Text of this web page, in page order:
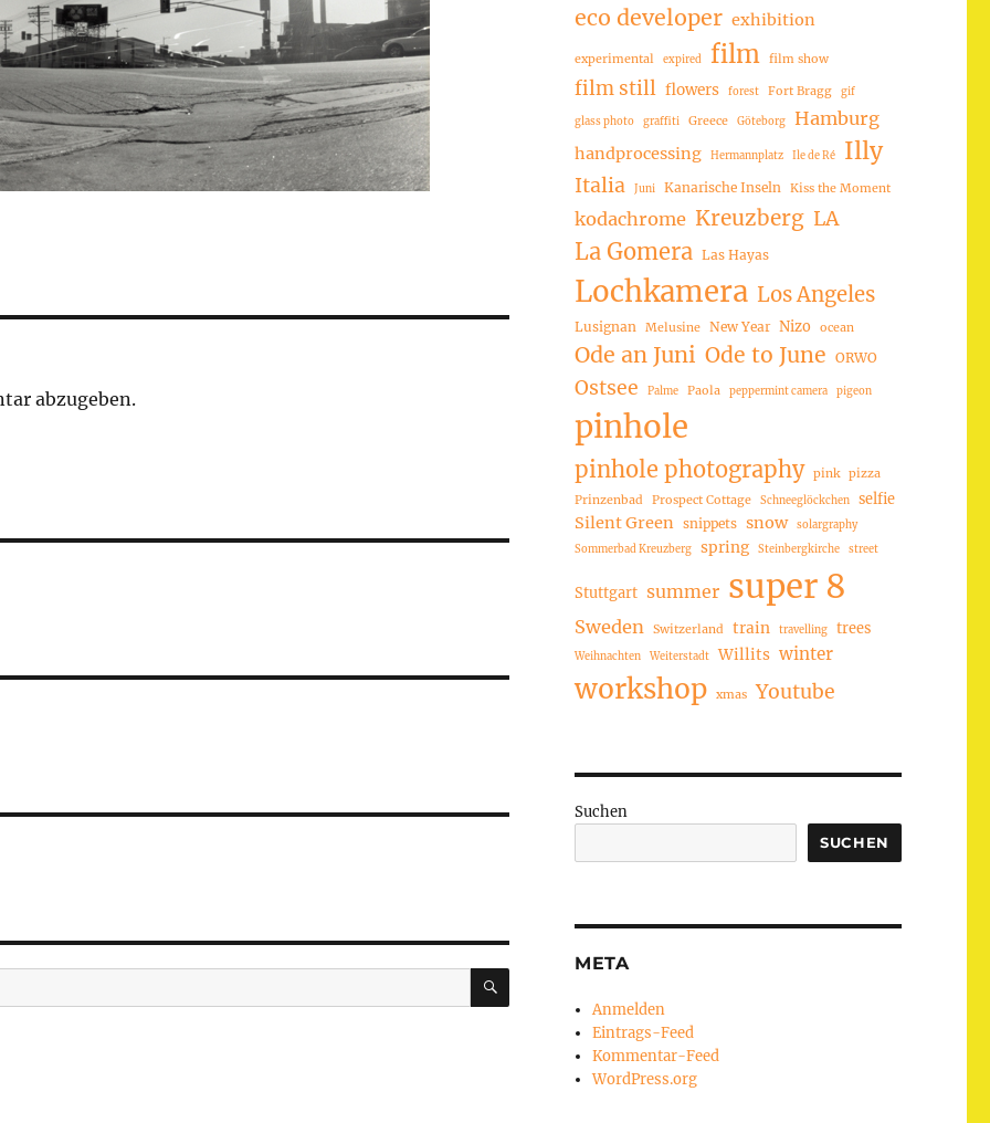
abzugeben.
SUCHEN
eco developer exhibition
experimental expired film film show
film still flowers forest Fort Bragg gif
glass photo graffiti Greece Göteborg Hamburg
handprocessing Hermannplatz Ile de Ré Illy
Italia Juni Kanarische Inseln Kiss the Moment
kodachrome Kreuzberg LA
La Gomera Las Hayas
Lochkamera Los Angeles
Lusignan Melusine New Year Nizo ocean
Ode an Juni Ode to June ORWO
Ostsee Palme Paola peppermint camera pigeon
pinhole
pinhole photography pink pizza
Prinzenbad
Prospect Cottage Schneeglöckchen selfie
Silent Green snippets snow
solargraphy
Sommerbad Kreuzberg
spring Steinbergkirche street
Stuttgart summer super 8
Sweden Switzerland train travelling trees
Weihnachten Weiterstadt Willits winter
workshop xmas Youtube
Suchen
SUCHEN
META
Anmelden
Eintrags-Feed
Kommentar-Feed
WordPress.org